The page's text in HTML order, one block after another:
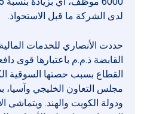
لدى الشركة ما قبل الاستحواذ.
حددت الأنصاري للخدمات
القابضة ذ.م.م باعتبارها قوى
القطاع بسبب حصتها السوقية
مجلس التعاون الخليجي وآسيا،
ودولة الكويت والهند. ويتماشى